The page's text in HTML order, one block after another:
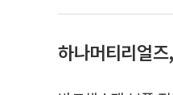
하나머티리얼